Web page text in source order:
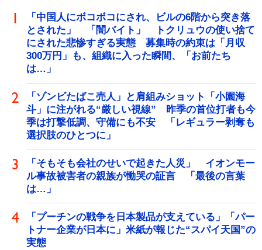
「中国人にボコボコにされ、ビルの6階から突き落
とされた」 「闇バイト」 トクリュウの使い捨て
にされた悲惨すぎる実態 募集時の約束は「月収
300万円」も、組織に入った瞬間、「お前たち
は…」
「ゾンビたばこ売人」と肩組みショット「小園海
斗」に注がれる“厳しい視線” 昨季の首位打者も今
季は打撃低調、守備にも不安 「レギュラー剥奪も
選択肢のひとつに」
「そもそも会社のせいで起きた人災」 イオンモー
ル事故被害者の親族が慟哭の証言 「最後の言葉
は…」
「プーチンの戦争を日本製品が支えている」「パー
トナー企業が日本に」米紙が報じた“スパイ天国”の
実態